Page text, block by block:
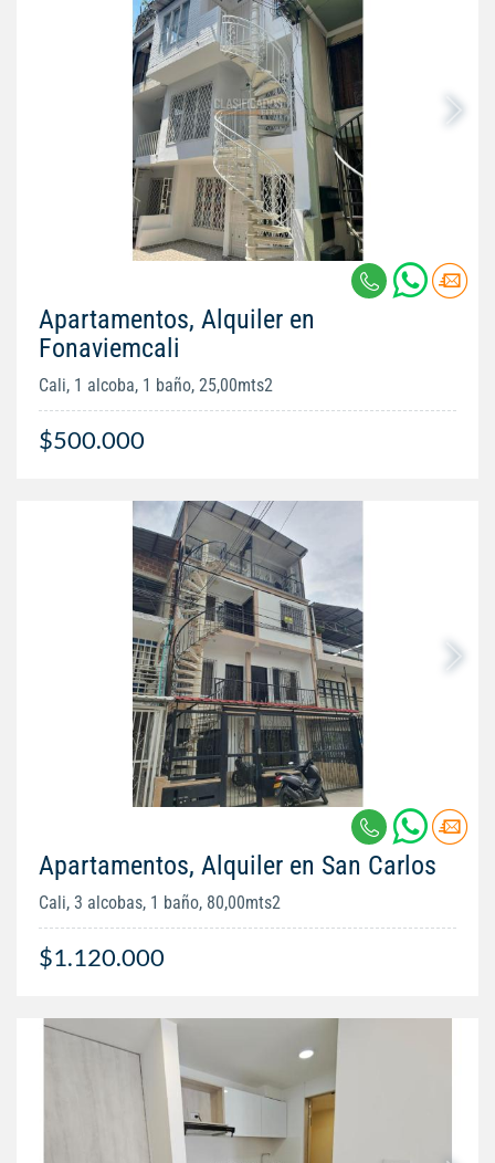
Apartamentos, Alquiler en
Fonaviemcali
Cali, 1 alcoba, 1 baño, 25,00mts2
$500.000
Apartamentos, Alquiler en San Carlos
Cali, 3 alcobas, 1 baño, 80,00mts2
$1.120.000